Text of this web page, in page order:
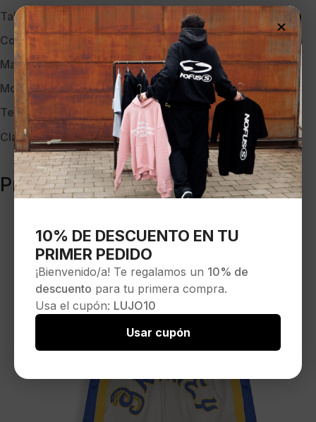
Talla:
Color:NEGRO
Marca:GRIMEY
Modelo:GBJK177 BLACK
Temporada:OI-24
Clave:38697
Productos relacionados
×
10% DE DESCUENTO EN TU
PRIMER PEDIDO
¡Bienvenido/a! Te regalamos un 10% de
descuento para tu primera compra.
Usa el cupón: LUJO10
Usar cupón